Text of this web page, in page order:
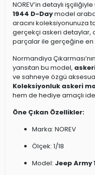
NOREV’in detaylı
1944 D-Daymodel
aracını koleksiyonunuza
gerçekçi askeri detaylar,
parçalar ile gerçeğine en
Normandiya
yansıtan bu model,
ve sahneye özgü
Koleksiyonluk askeri
hem de hediye amaçlı
Öne Çıkan Özellikler:
Marka: NOREV
Ölçek: 1/18
Model: Jeep Army